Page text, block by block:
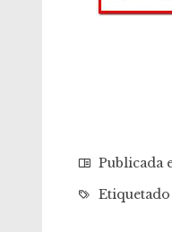
Publicada